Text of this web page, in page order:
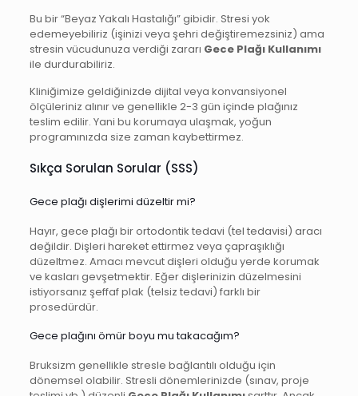
Bu bir “Beyaz Yakalı Hastalığı” gibidir. Stresi yok
edemeyebiliriz (işinizi veya şehri değiştiremezsiniz) ama
stresin vücudunuza verdiği zararı Gece Plağı Kullanımı
ile durdurabiliriz.
Kliniğimize geldiğinizde dijital veya konvansiyonel
ölçüleriniz alınır ve genellikle 2-3 gün içinde plağınız
teslim edilir. Yani bu korumaya ulaşmak, yoğun
programınızda size zaman kaybettirmez.
Sıkça Sorulan Sorular (SSS)
Gece plağı dişlerimi düzeltir mi?
Hayır, gece plağı bir ortodontik tedavi (tel tedavisi) aracı
değildir. Dişleri hareket ettirmez veya çapraşıklığı
düzeltmez. Amacı mevcut dişleri olduğu yerde korumak
ve kasları gevşetmektir. Eğer dişlerinizin düzelmesini
istiyorsanız şeffaf plak (telsiz tedavi) farklı bir
prosedürdür.
Gece plağını ömür boyu mu takacağım?
Bruksizm genellikle stresle bağlantılı olduğu için
dönemsel olabilir. Stresli dönemlerinizde (sınav, proje